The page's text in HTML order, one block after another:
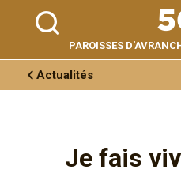
personnels
PAROISSES
Actualités
Je fais